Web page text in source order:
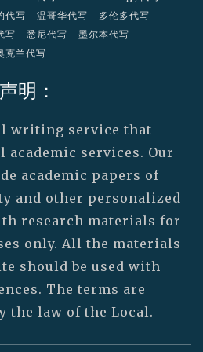
代写 温哥华代写
多伦多代写
写 悉尼代写
墨尔本代写
克兰代写
声明：
writing service that
services. Our
academic papers of
and other personalized
research materials for
only. All the materials
should be used with
The terms are
the law of the Local.